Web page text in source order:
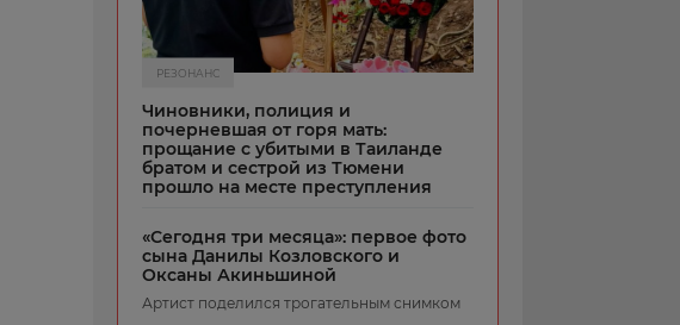
РЕЗОНАНС
Чиновники, полиция и
почерневшая от горя мать:
прощание с убитыми в Таиланде
братом и сестрой из Тюмени
прошло на месте преступления
«Сегодня три месяца»: первое фото
сына Данилы Козловского и
Оксаны Акиньшиной
Артист поделился трогательным снимком